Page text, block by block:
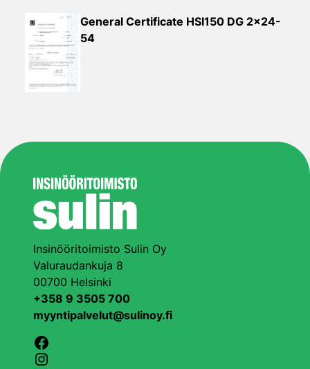
General Certificate HSI150 DG 2×24-
54
Insinööritoimisto Sulin Oy
Valuraudankuja 8
00700 Helsinki
+358 9 3505 700
myyntipalvelut@sulinoy.fi
Facebook
Instagram